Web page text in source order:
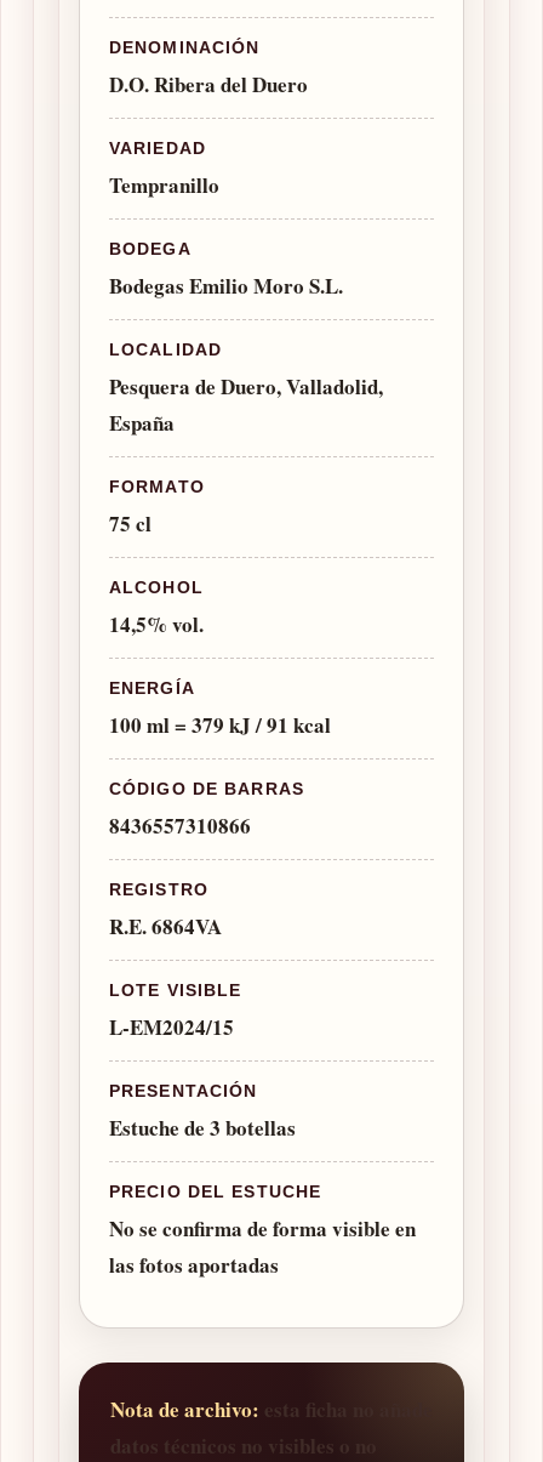
DENOMINACIÓN
D.O. Ribera del Duero
VARIEDAD
Tempranillo
BODEGA
Bodegas Emilio Moro S.L.
LOCALIDAD
Pesquera de Duero, Valladolid,
España
FORMATO
75 cl
ALCOHOL
14,5% vol.
ENERGÍA
100 ml = 379 kJ / 91 kcal
CÓDIGO DE BARRAS
8436557310866
REGISTRO
R.E. 6864VA
LOTE VISIBLE
L-EM2024/15
PRESENTACIÓN
Estuche de 3 botellas
PRECIO DEL ESTUCHE
No se confirma de forma visible en
las fotos aportadas
Nota de archivo: esta ficha no añade
datos técnicos no visibles o no